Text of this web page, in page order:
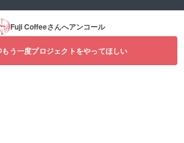
Fuji Coffeeさんへアンコール
もう一度プロジェクトをやってほしい